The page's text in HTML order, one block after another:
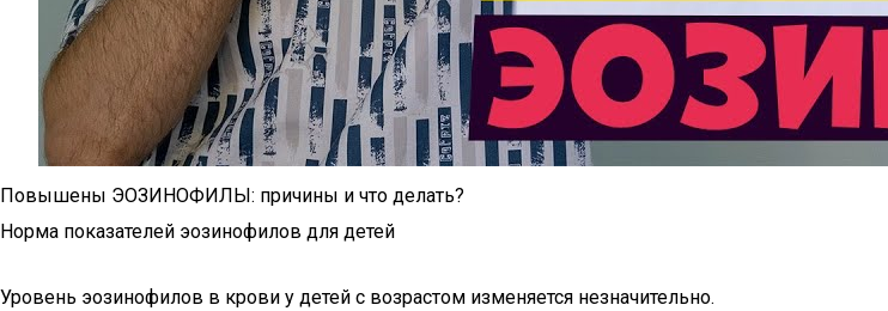
Повышены ЭОЗИНОФИЛЫ: причины и что делать?
Норма показателей эозинофилов для детей
Уровень эозинофилов в крови у детей с возрастом изменяется незначительно.